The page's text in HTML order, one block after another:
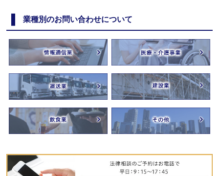
業種別のお問い合わせについて